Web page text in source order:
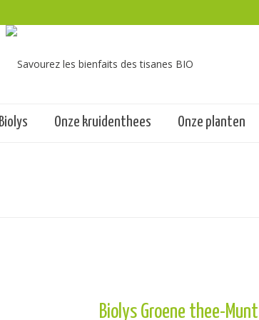
Biolys Onze kruidenthees Onze planten
Biolys Groene thee-Munt